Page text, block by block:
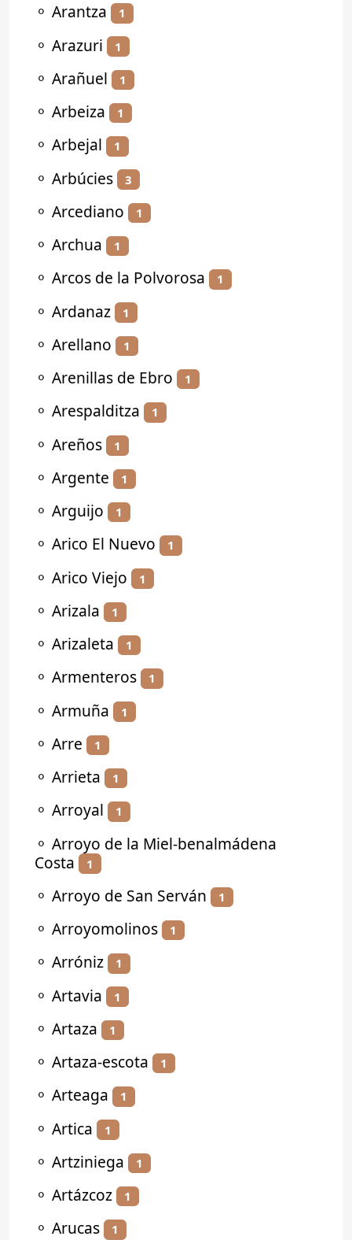
⚬ Arantza 1
⚬ Arazuri 1
⚬ Arañuel 1
⚬ Arbeiza 1
⚬ Arbejal 1
⚬ Arbúcies 3
⚬ Arcediano 1
⚬ Archua 1
⚬ Arcos de la Polvorosa 1
⚬ Ardanaz 1
⚬ Arellano 1
⚬ Arenillas de Ebro 1
⚬ Arespalditza 1
⚬ Areños 1
⚬ Argente 1
⚬ Arguijo 1
⚬ Arico El Nuevo 1
⚬ Arico Viejo 1
⚬ Arizala 1
⚬ Arizaleta 1
⚬ Armenteros 1
⚬ Armuña 1
⚬ Arre 1
⚬ Arrieta 1
⚬ Arroyal 1
⚬ Arroyo de la Miel-benalmádena
Costa
1
⚬ Arroyo de San Serván 1
⚬ Arroyomolinos 1
⚬ Arróniz 1
⚬ Artavia 1
⚬ Artaza 1
⚬ Artaza-escota 1
⚬ Arteaga 1
⚬ Artica 1
⚬ Artziniega 1
⚬ Artázcoz 1
⚬ Arucas 1